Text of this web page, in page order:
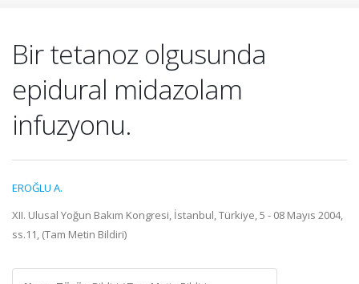
Bir tetanoz olgusunda
epidural midazolam
infuzyonu.
EROĞLU A.
XII. Ulusal Yoğun Bakım Kongresi, İstanbul, Türkiye, 5 - 08 Mayıs 2004,
ss.11, (Tam Metin Bildiri)